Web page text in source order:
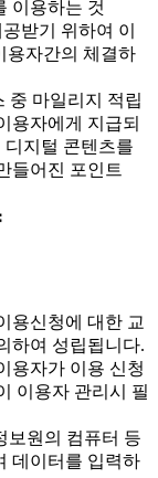
이용하는 것
받기 위하여 이
용자간의 체결하
중 마일리지 적립
용자에게 지급되
디지털 콘텐츠를
들어진 포인트
용신청에 대한 교
하여 성립됩니다.
용자가 이용 신청
이용자 관리시 필
보원의 컴퓨터 등
데이터를 입력하